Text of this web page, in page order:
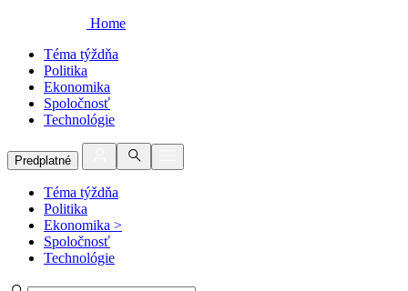
Home
Téma týždňa
Politika
Ekonomika
Spoločnosť
Technológie
Predplatné
Téma týždňa
Politika
Ekonomika >
Spoločnosť
Technológie